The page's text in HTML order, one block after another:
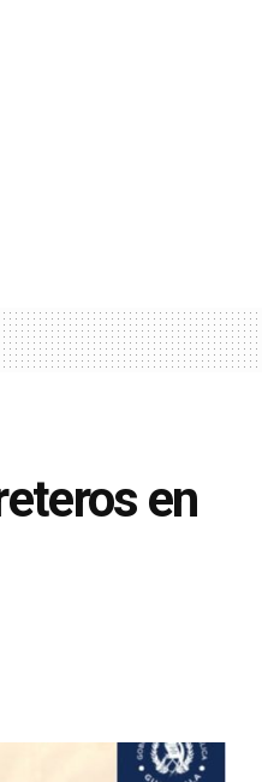
en